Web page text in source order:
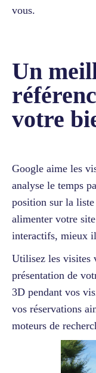
vous.
Un
votre
Google aime les
analyse le temps
position sur la
alimenter votre
interactifs, mieux
Utilisez les visites
présentation de
3D pendant vos
vos réservations
moteurs de